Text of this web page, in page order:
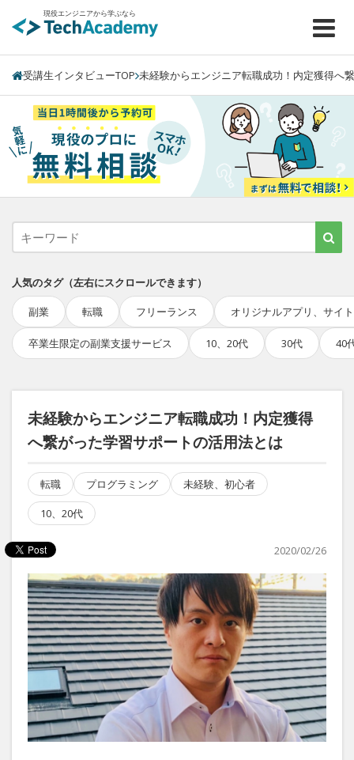
現役エンジニアから学ぶなら
受講生インタビューTOP 未経験からエンジニア転職成功！内定獲得へ
人気のタグ（左右にスクロールできます）
副業 転職 フリーランス オリジナルアプリ、サイ
卒業生限定の副業支援サービス 10、20代 30代 40
未経験からエンジニア転職成功！内定獲得
へ繋がった学習サポートの活用法とは
転職 プログラミング 未経験、初心者
10、20代
2020/02/26